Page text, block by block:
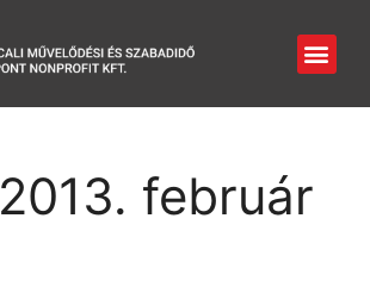
2013. február